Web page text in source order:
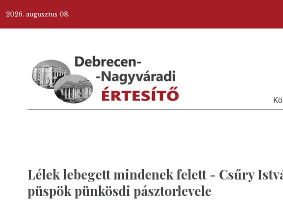
2026. augusztus 08.
Lélek lebegett mindenek felett - Csűry
püspök pünkösdi pásztorlevele